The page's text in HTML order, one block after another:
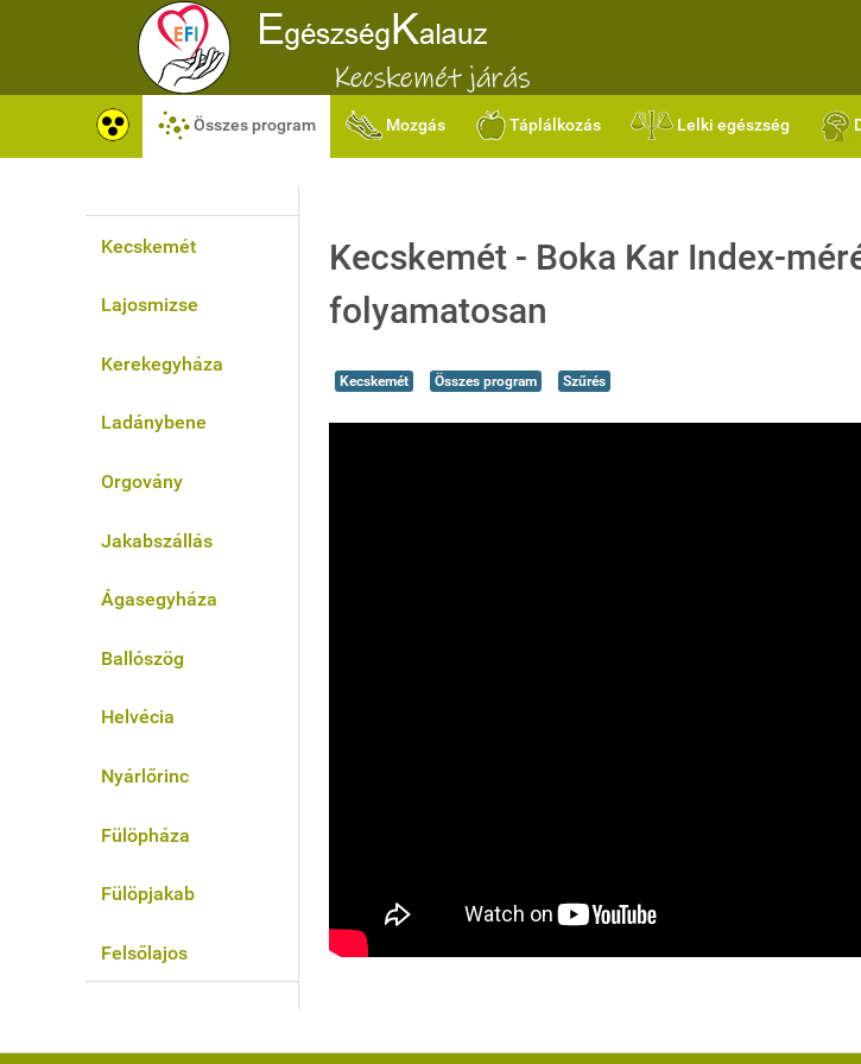
Összes program Mozgás Táplálkozás Lelki egészség
Kecskemét
Lajosmizse
Kerekegyháza
Ladánybene
Orgovány
Jakabszállás
Ágasegyháza
Ballószög
Helvécia
Nyárlőrinc
Fülöpháza
Fülöpjakab
Felsőlajos
Kecskemét - Boka Kar Index-
folyamatosan
Kecskemét Összes program Szűrés